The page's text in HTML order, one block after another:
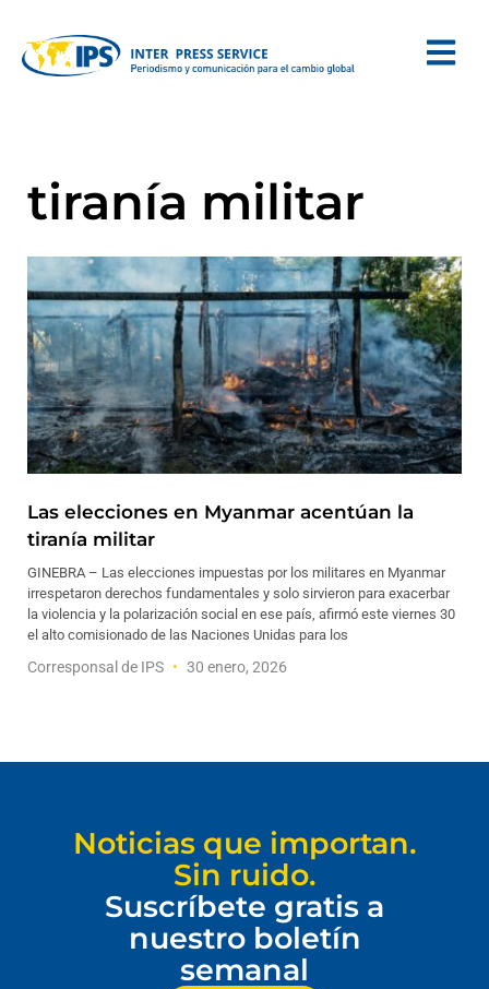
tiranía militar
Las elecciones en Myanmar acentúan la
tiranía militar
GINEBRA – Las elecciones impuestas por los militares en Myanmar
irrespetaron derechos fundamentales y solo sirvieron para exacerbar
la violencia y la polarización social en ese país, afirmó este viernes 30
el alto comisionado de las Naciones Unidas para los
Corresponsal de IPS 30 enero, 2026
Noticias que importan.
Sin ruido.
Suscríbete gratis a
nuestro boletín
semanal